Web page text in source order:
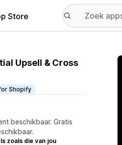
Store
Upsell & Cross
Shopify
beschikbaar. Gratis
zoals die van jou